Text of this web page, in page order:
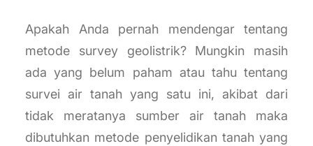
Apakah Anda pernah mendengar tentang
metode survey geolistrik? Mungkin masih
ada yang belum paham atau tahu tentang
survei air tanah yang satu ini, akibat dari
tidak meratanya sumber air tanah maka
dibutuhkan metode penyelidikan tanah yang